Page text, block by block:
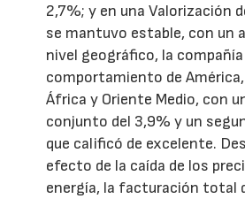
2,7%; y en una Valorización
se mantuvo estable, con un
nivel geográfico, la
comportamiento de
África y Oriente Medio, con
conjunto del 3,9% y un
que calificó de excelente.
efecto de la caída de los
energía, la facturación total